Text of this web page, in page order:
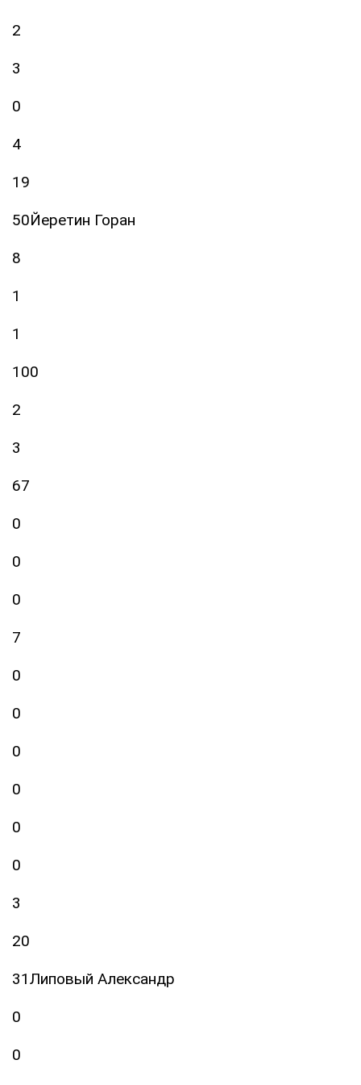
2
3
0
4
19
50Йеретин Горан
8
1
1
100
2
3
67
0
0
0
7
0
0
0
0
0
0
3
20
31Липовый Александр
0
0